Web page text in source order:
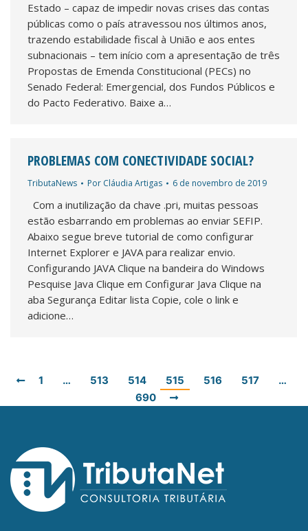
Estado – capaz de impedir novas crises das contas
públicas como o país atravessou nos últimos anos,
trazendo estabilidade fiscal à União e aos entes
subnacionais – tem início com a apresentação de três
Propostas de Emenda Constitucional (PECs) no
Senado Federal: Emergencial, dos Fundos Públicos e
do Pacto Federativo. Baixe a…
PROBLEMAS COM CONECTIVIDADE SOCIAL?
TributaNews Por Cláudia Artigas 6 de novembro de 2019
Com a inutilização da chave .pri, muitas pessoas
estão esbarrando em problemas ao enviar SEFIP.
Abaixo segue breve tutorial de como configurar
Internet Explorer e JAVA para realizar envio.
Configurando JAVA Clique na bandeira do Windows
Pesquise Java Clique em Configurar Java Clique na
aba Segurança Editar lista Copie, cole o link e
adicione…
1 … 513 514 515 516 517
…
690